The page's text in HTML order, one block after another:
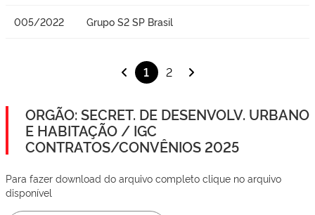
005/2022 Grupo S2 SP Brasil
1 2
ORGÃO: SECRET. DE DESENVOLV. URBANO
E HABITAÇÃO / IGC
CONTRATOS/CONVÊNIOS 2025
Para fazer download do arquivo completo clique no arquivo
disponível